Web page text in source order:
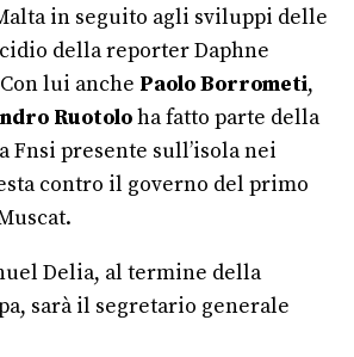
in seguito agli sviluppi delle
della reporter Daphne
lui anche Paolo Borrometi,
Ruotoloha fatto parte della
Fnsi presente sull’isola nei
contro il governo del primo
Delia, al termine della
sarà il segretario generale